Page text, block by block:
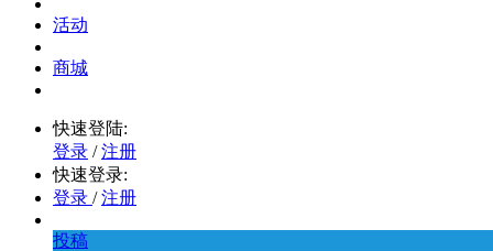
活动
商城
快速登陆:
登录 / 注册
快速登录:
登录 / 注册
投稿